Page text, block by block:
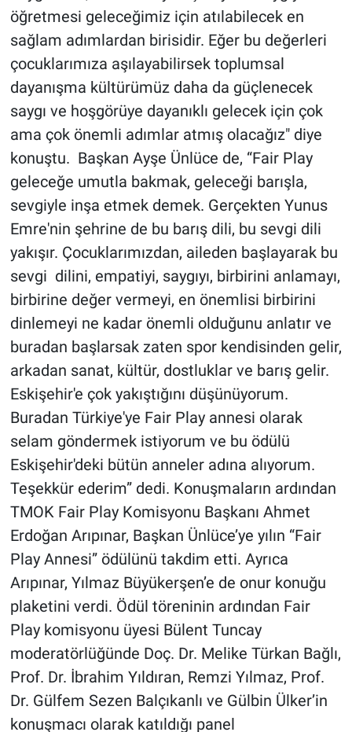
öğretmesi geleceğimiz için atılabilecek en
sağlam adımlardan birisidir. Eğer bu değerleri
çocuklarımıza aşılayabilirsek toplumsal
dayanışma kültürümüz daha da güçlenecek
saygı ve hoşgörüye dayanıklı gelecek için çok
ama çok önemli adımlar atmış olacağız" diye
konuştu. Başkan Ayşe Ünlüce de, “Fair Play
geleceğe umutla bakmak, geleceği barışla,
sevgiyle inşa etmek demek. Gerçekten Yunus
Emre'nin şehrine de bu barış dili, bu sevgi dili
yakışır. Çocuklarımızdan, aileden başlayarak bu
sevgi dilini, empatiyi, saygıyı, birbirini anlamayı,
birbirine değer vermeyi, en önemlisi birbirini
dinlemeyi ne kadar önemli olduğunu anlatır ve
buradan başlarsak zaten spor kendisinden gelir,
arkadan sanat, kültür, dostluklar ve barış gelir.
Eskişehir'e çok yakıştığını düşünüyorum.
Buradan Türkiye'ye Fair Play annesi olarak
selam göndermek istiyorum ve bu ödülü
Eskişehir'deki bütün anneler adına alıyorum.
Teşekkür ederim” dedi. Konuşmaların ardından
TMOK Fair Play Komisyonu Başkanı Ahmet
Erdoğan Arıpınar, Başkan Ünlüce’ye yılın “Fair
Play Annesi” ödülünü takdim etti. Ayrıca
Arıpınar, Yılmaz Büyükerşen’e de onur konuğu
plaketini verdi. Ödül töreninin ardından Fair
Play komisyonu üyesi Bülent Tuncay
moderatörlüğünde Doç. Dr. Melike Türkan Bağlı,
Prof. Dr. İbrahim Yıldıran, Remzi Yılmaz, Prof.
Dr. Gülfem Sezen Balçıkanlı ve Gülbin Ülker’in
konuşmacı olarak katıldığı panel